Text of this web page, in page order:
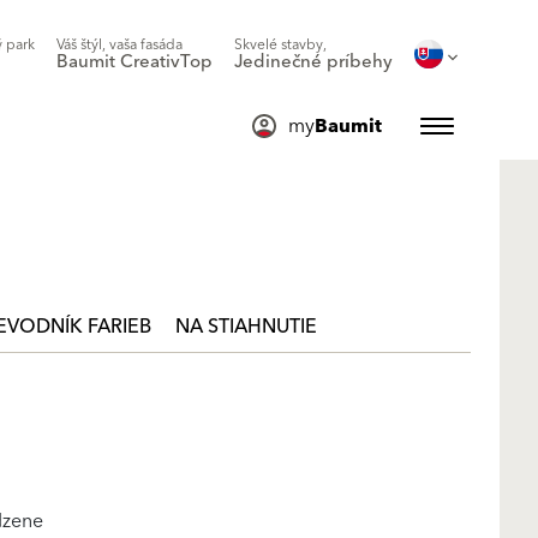
park Váš štýl, vaša fasáda
Baumit CreativTop
Skvelé stavby,
Jedinečné príbehy
myBaumit
FARIEB NA STIAHNUTIE